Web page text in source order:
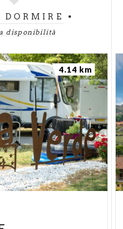
DORMIRE
disponibilità
4.14 km